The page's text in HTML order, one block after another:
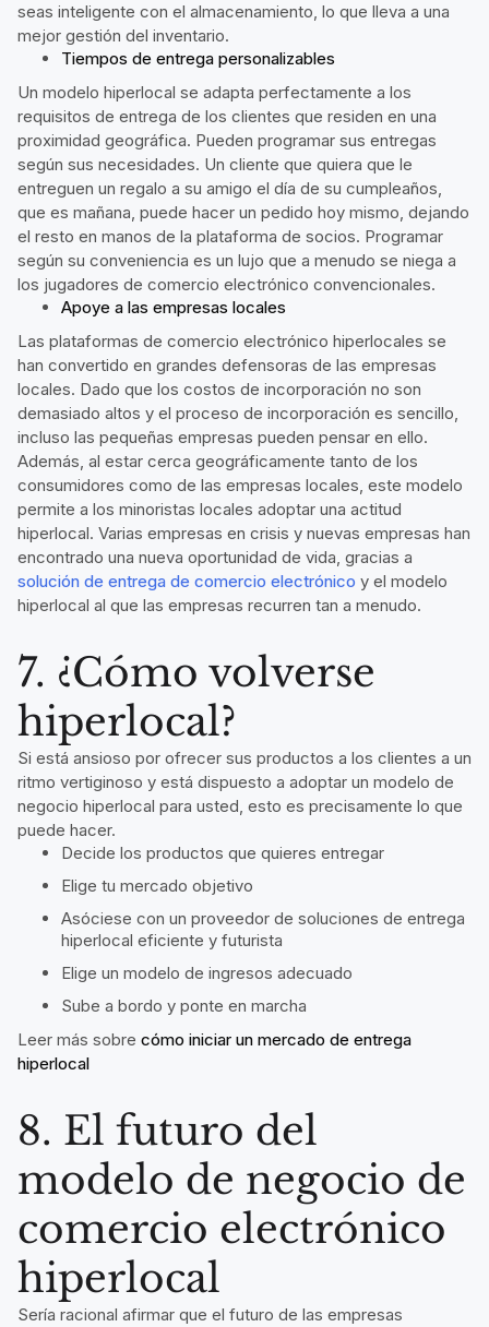
seas inteligente con el almacenamiento, lo que lleva a una
mejor gestión del inventario.
Tiempos de entrega personalizables
Un modelo hiperlocal se adapta perfectamente a los
requisitos de entrega de los clientes que residen en una
proximidad geográfica. Pueden programar sus entregas
según sus necesidades. Un cliente que quiera que le
entreguen un regalo a su amigo el día de su cumpleaños,
que es mañana, puede hacer un pedido hoy mismo, dejando
el resto en manos de la plataforma de socios. Programar
según su conveniencia es un lujo que a menudo se niega a
los jugadores de comercio electrónico convencionales.
Apoye a las empresas locales
Las plataformas de comercio electrónico hiperlocales se
han convertido en grandes defensoras de las empresas
locales. Dado que los costos de incorporación no son
demasiado altos y el proceso de incorporación es sencillo,
incluso las pequeñas empresas pueden pensar en ello.
Además, al estar cerca geográficamente tanto de los
consumidores como de las empresas locales, este modelo
permite a los minoristas locales adoptar una actitud
hiperlocal. Varias empresas en crisis y nuevas empresas han
encontrado una nueva oportunidad de vida, gracias a
solución de entrega de comercio electrónico y el modelo
hiperlocal al que las empresas recurren tan a menudo.
7. ¿Cómo volverse
hiperlocal?
Si está ansioso por ofrecer sus productos a los clientes a un
ritmo vertiginoso y está dispuesto a adoptar un modelo de
negocio hiperlocal para usted, esto es precisamente lo que
puede hacer.
Decide los productos que quieres entregar
Elige tu mercado objetivo
Asóciese con un proveedor de soluciones de entrega
hiperlocal eficiente y futurista
Elige un modelo de ingresos adecuado
Sube a bordo y ponte en marcha
Leer más sobre cómo iniciar un mercado de entrega
hiperlocal
8. El futuro del
modelo de negocio de
comercio electrónico
hiperlocal
Sería racional afirmar que el futuro de las empresas